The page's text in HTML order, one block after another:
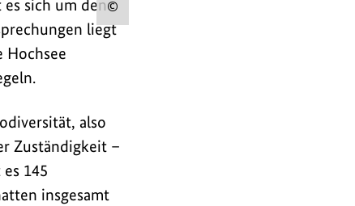
sich um den
liegt
Hochsee
also
Zuständigkeit –
145
insgesamt